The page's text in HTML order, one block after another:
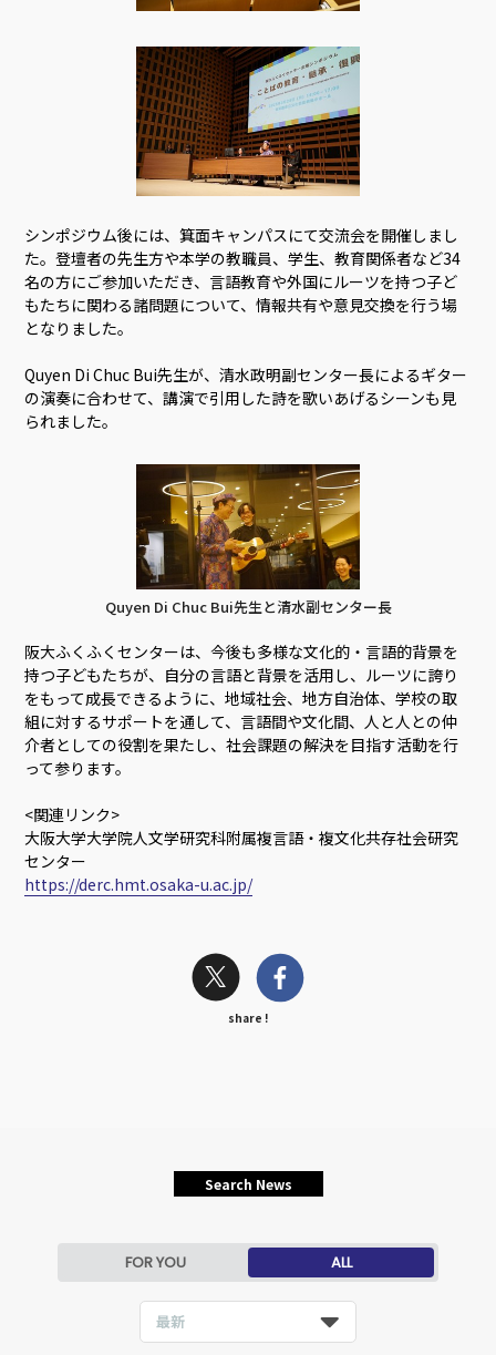
シンポジウム後には、箕面キャンパスにて交流会を開催しまし
た。登壇者の先生方や本学の教職員、学生、教育関係者など34
名の方にご参加いただき、言語教育や外国にルーツを持つ子ど
もたちに関わる諸問題について、情報共有や意見交換を行う場
となりました。
Quyen Di Chuc Bui先生が、清水政明副センター長によるギター
の演奏に合わせて、講演で引用した詩を歌いあげるシーンも見
られました。
Quyen Di Chuc Bui先生と清水副センター長
阪大ふくふくセンターは、今後も多様な文化的・言語的背景を
持つ子どもたちが、自分の言語と背景を活用し、ルーツに誇り
をもって成長できるように、地域社会、地方自治体、学校の取
組に対するサポートを通して、言語間や文化間、人と人との仲
介者としての役割を果たし、社会課題の解決を目指す活動を行
って参ります。
<関連リンク>
大阪大学大学院人文学研究科附属複言語・複文化共存社会研究
センター
https://derc.hmt.osaka-u.ac.jp/
share !
Search News
FOR YOU ALL
最新